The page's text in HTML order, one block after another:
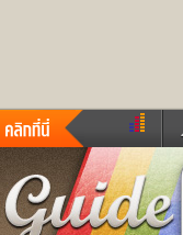
ข่าวดารา
ฟังเพลง
แชทหมาก